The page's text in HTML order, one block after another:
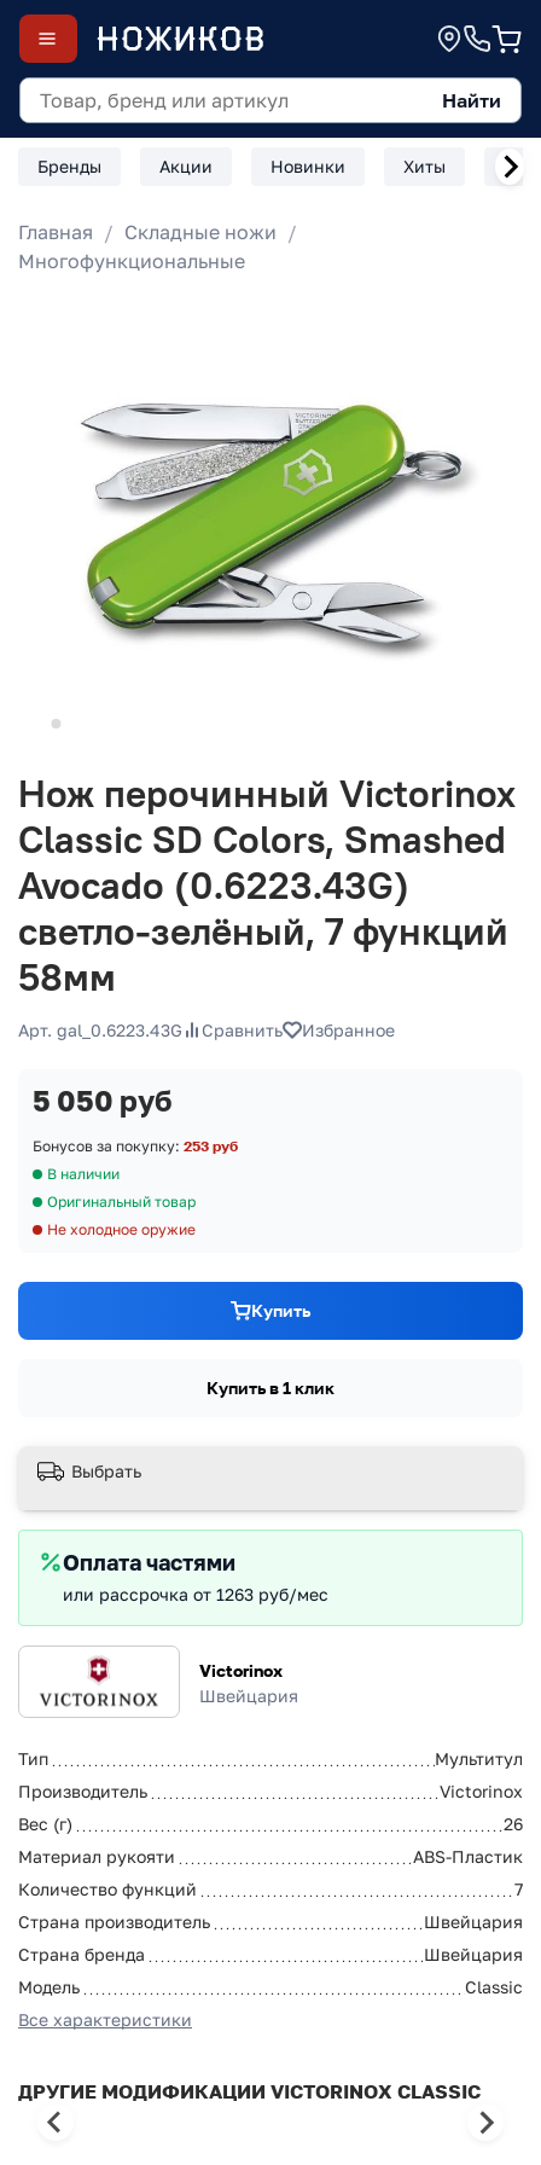
Найти
Бренды Акции Новинки Хиты
Главная
Складные ножи
Многофункциональные
Нож перочинный Victorinox
Classic SD Colors, Smashed
Avocado (0.6223.43G)
светло-зелёный, 7 функций
58мм
Арт. gal_0.6223.43G Сравнить Избранное
Victorinox
Швейцария
Тип
Мультитул
Производитель
Victorinox
Вес (г)
26
Материал рукояти
ABS-Пластик
Количество функций
7
Страна производитель
Швейцария
Страна бренда
Швейцария
Модель
Classic
Все характеристики
5 050 руб
Бонусов за покупку: 253 руб
В наличии
Оригинальный товар
Не холодное оружие
Купить
Купить в 1 клик
Выбрать
Оплата частями
или рассрочка от 1263 руб/мес
ДРУГИЕ МОДИФИКАЦИИ VICTORINOX CLASSIC